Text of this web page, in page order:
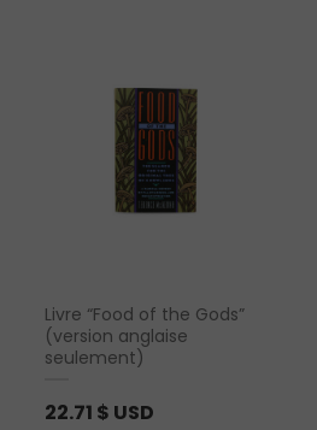
Livre “Food of the Gods”
(version anglaise
seulement)
22.71 $ USD